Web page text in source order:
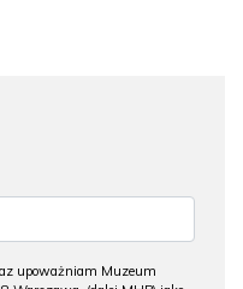
upoważniam Muzeum